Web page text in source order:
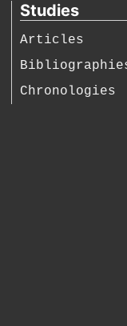
Studies
Articles
Chronologies